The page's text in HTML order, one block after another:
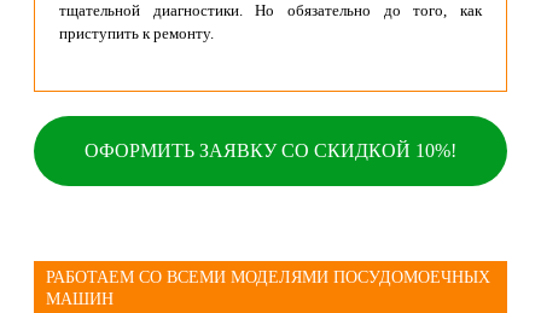
тщательной диагностики. Но обязательно до того, как
приступить к ремонту.
ОФОРМИТЬ ЗАЯВКУ СО СКИДКОЙ 10%!
РАБОТАЕМ СО ВСЕМИ МОДЕЛЯМИ ПОСУДОМОЕЧНЫХ
МАШИН